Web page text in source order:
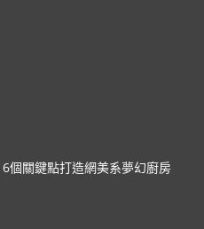
個關鍵點打造網美系夢幻廚房